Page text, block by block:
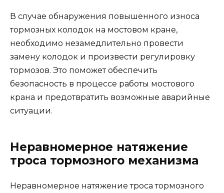
В случае обнаружения повышенного износа
тормозных колодок на мостовом кране,
необходимо незамедлительно провести
замену колодок и произвести регулировку
тормозов. Это поможет обеспечить
безопасность в процессе работы мостового
крана и предотвратить возможные аварийные
ситуации.
Неравномерное натяжение
троса тормозного механизма
Неравномерное натяжение троса тормозного